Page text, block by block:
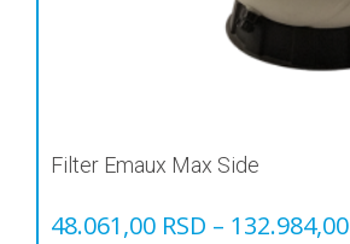
Filter Emaux Max Side
48.061,00 RSD – 132.984,00